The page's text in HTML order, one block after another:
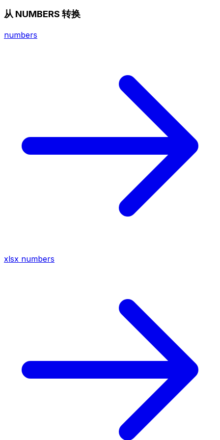
从 NUMBERS 转换
numbers
xlsx numbers